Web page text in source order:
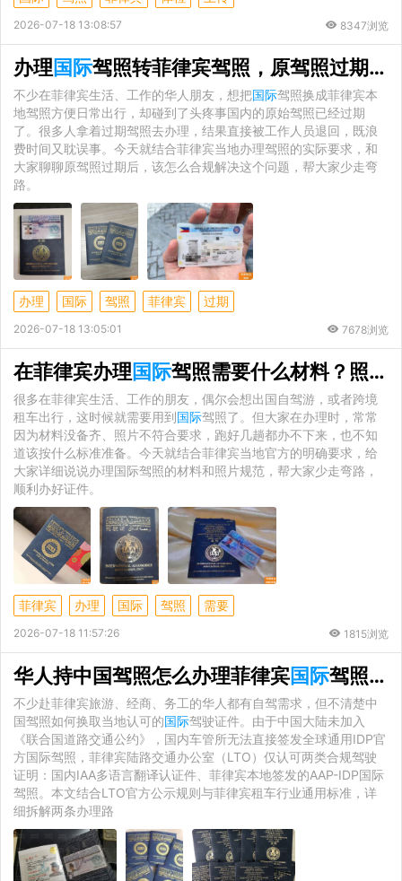
2026-07-18 13:08:57 8347浏览
办理国际驾照转菲律宾驾照，原驾照过期完整解决方案
不少在菲律宾生活、工作的华人朋友，想把国际驾照换成菲律宾本
地驾照方便日常出行，却碰到了头疼事国内的原始驾照已经过期
了。很多人拿着过期驾照去办理，结果直接被工作人员退回，既浪
费时间又耽误事。今天就结合菲律宾当地办理驾照的实际要求，和
大家聊聊原驾照过期后，该怎么合规解决这个问题，帮大家少走弯
路。
办理 国际 驾照 菲律宾 过期
2026-07-18 13:05:01 7678浏览
在菲律宾办理国际驾照需要什么材料？照片有什么要求
很多在菲律宾生活、工作的朋友，偶尔会想出国自驾游，或者跨境
租车出行，这时候就需要用到国际驾照了。但大家在办理时，常常
因为材料没备齐、照片不符合要求，跑好几趟都办不下来，也不知
道该按什么标准准备。今天就结合菲律宾当地官方的明确要求，给
大家详细说说办理国际驾照的材料和照片规范，帮大家少走弯路，
顺利办好证件。
菲律宾 办理 国际 驾照 需要
2026-07-18 11:57:26 1815浏览
华人持中国驾照怎么办理菲律宾国际驾照？两种合规途径全解析
不少赴菲律宾旅游、经商、务工的华人都有自驾需求，但不清楚中
国驾照如何换取当地认可的国际驾驶证件。由于中国大陆未加入
《联合国道路交通公约》，国内车管所无法直接签发全球通用IDP官
方国际驾照，菲律宾陆路交通办公室（LTO）仅认可两类合规驾驶
证明：国内IAA多语言翻译认证件、菲律宾本地签发的AAP-IDP国际
驾照。本文结合LTO官方公示规则与菲律宾租车行业通用标准，详
细拆解两条办理路